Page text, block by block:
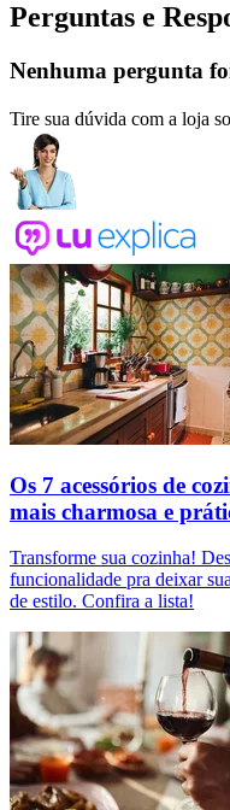
Perguntas e
Nenhuma pergunta
Tire sua dúvida com a loja
Os 7 acessórios de
mais charmosa e
Transforme sua cozinha!
funcionalidade pra deixar
de estilo. Confira a lista!